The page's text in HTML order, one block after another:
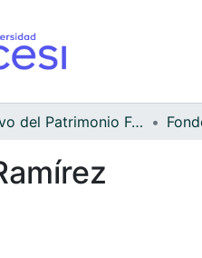
Archivo del Patrimonio Fotográfico y Fílmico del Valle del Cauca